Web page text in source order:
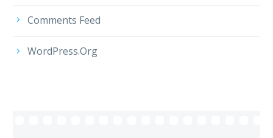
Comments Feed
WordPress.org